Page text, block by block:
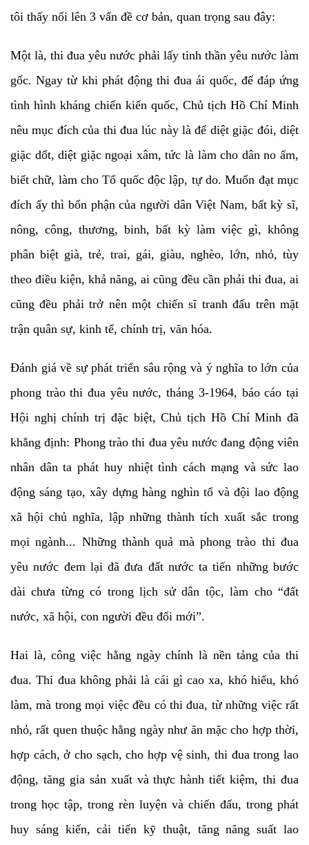
tôi thấy nổi lên 3 vấn đề cơ bản, quan trọng sau đây:
Một là, thi đua yêu nước phải lấy tinh thần yêu nước làm
gốc. Ngay từ khi phát động thi đua ái quốc, để đáp ứng
tình hình kháng chiến kiến quốc, Chủ tịch Hồ Chí Minh
nêu mục đích của thi đua lúc này là để diệt giặc đói, diệt
giặc dốt, diệt giặc ngoại xâm, tức là làm cho dân no ấm,
biết chữ, làm cho Tổ quốc độc lập, tự do. Muốn đạt mục
đích ấy thì bổn phận của người dân Việt Nam, bất kỳ sĩ,
nông, công, thương, binh, bất kỳ làm việc gì, không
phân biệt già, trẻ, trai, gái, giàu, nghèo, lớn, nhỏ, tùy
theo điều kiện, khả năng, ai cũng đều cần phải thi đua, ai
cũng đều phải trở nên một chiến sĩ tranh đấu trên mặt
trận quân sự, kinh tế, chính trị, văn hóa.
Đánh giá về sự phát triển sâu rộng và ý nghĩa to lớn của
phong trào thi đua yêu nước, tháng 3-1964, báo cáo tại
Hội nghị chính trị đặc biệt, Chủ tịch Hồ Chí Minh đã
khẳng định: Phong trào thi đua yêu nước đang động viên
nhân dân ta phát huy nhiệt tình cách mạng và sức lao
động sáng tạo, xây dựng hàng nghìn tổ và đội lao động
xã hội chủ nghĩa, lập những thành tích xuất sắc trong
mọi ngành... Những thành quả mà phong trào thi đua
yêu nước đem lại đã đưa đất nước ta tiến những bước
dài chưa từng có trong lịch sử dân tộc, làm cho “đất
nước, xã hội, con người đều đổi mới”.
Hai là, công việc hằng ngày chính là nền tảng của thi
đua. Thi đua không phải là cái gì cao xa, khó hiểu, khó
làm, mà trong mọi việc đều có thi đua, từ những việc rất
nhỏ, rất quen thuộc hằng ngày như ăn mặc cho hợp thời,
hợp cách, ở cho sạch, cho hợp vệ sinh, thi đua trong lao
động, tăng gia sản xuất và thực hành tiết kiệm, thi đua
trong học tập, trong rèn luyện và chiến đấu, trong phát
huy sáng kiến, cải tiến kỹ thuật, tăng năng suất lao